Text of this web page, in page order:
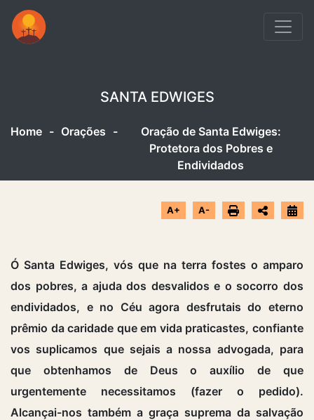
SANTA EDWIGES
Home - Orações -
Oração de Santa Edwiges:
Protetora dos Pobres e
Endividados
A+ A-
Ó Santa Edwiges, vós que na terra fostes o amparo
dos pobres, a ajuda dos desvalidos e o socorro dos
endividados, e no Céu agora desfrutais do eterno
prêmio da caridade que em vida praticastes, confiante
vos suplicamos que sejais a nossa advogada, para
que obtenhamos de Deus o auxílio de que
urgentemente necessitamos (fazer o pedido).
Alcançai-nos também a graça suprema da salvação